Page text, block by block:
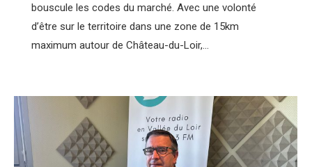
bouscule les codes du marché. Avec une volonté
d’être sur le territoire dans une zone de 15km
maximum autour de Château-du-Loir,…